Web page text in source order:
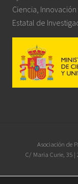
Ciencia,
Estatal de
Footer
Asociación de
C/ Maria Curie, 35 |